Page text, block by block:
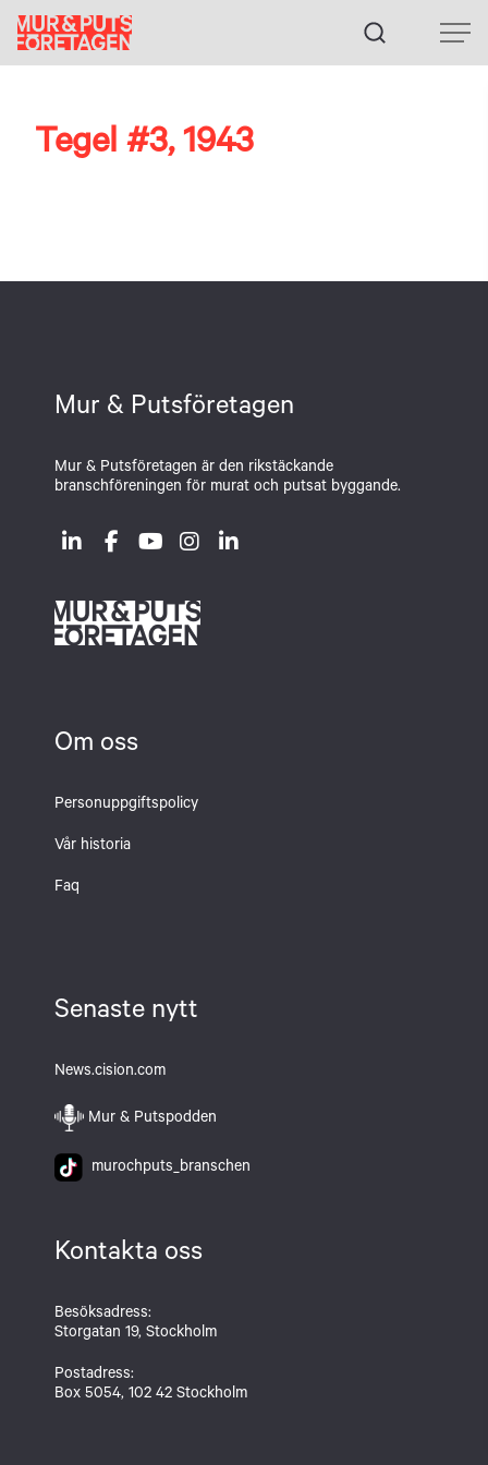
Fortsätt
till
innehållet
Tegel #3, 1943
Mur & Putsföretagen
Mur & Putsföretagen är den rikstäckande
branschföreningen för murat och putsat byggande.
Om oss
Personuppgiftspolicy
Vår historia
Faq
Senaste nytt
News.cision.com
Mur & Putspodden
murochputs_branschen
Kontakta oss
Besöksadress:
Storgatan 19, Stockholm
Postadress:
Box 5054, 102 42 Stockholm